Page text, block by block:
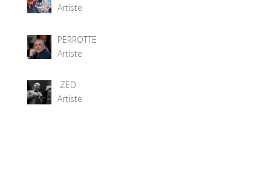
Artiste
PERROTTE
Artiste
ZED
Artiste